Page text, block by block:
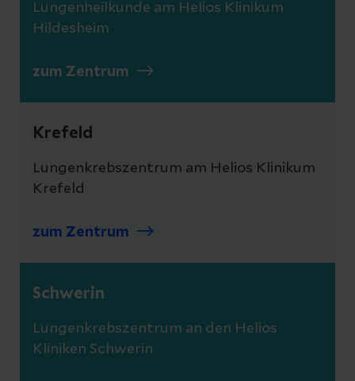
Lungenheilkunde am Helios Klinikum
Hildesheim
zum Zentrum
Krefeld
Lungenkrebszentrum am Helios Klinikum
Krefeld
zum Zentrum
Schwerin
Lungenkrebszentrum an den Helios
Kliniken Schwerin